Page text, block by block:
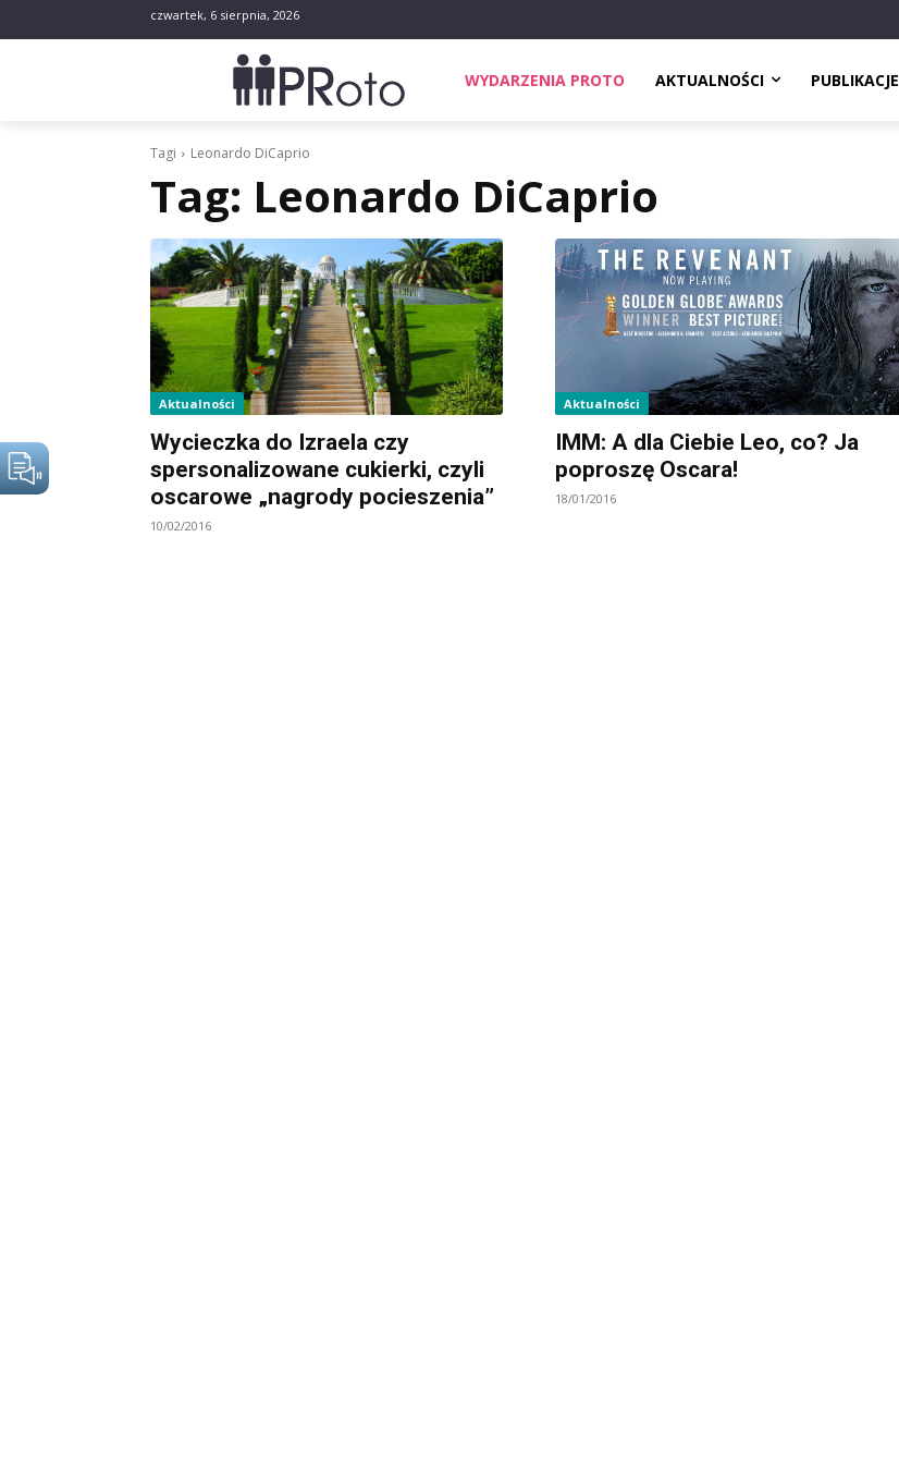
czwartek, 6 sierpnia, 2026
WYDARZENIA PROTO AKTUALNOŚCI PUBLIKACJE
Tagi Leonardo DiCaprio
Tag: Leonardo DiCaprio
Aktualności
Wycieczka do Izraela czy
spersonalizowane cukierki, czyli
oscarowe „nagrody pocieszenia”
10/02/2016
Aktualności
IMM: A dla Ciebie Leo, co? Ja
poproszę Oscara!
18/01/2016